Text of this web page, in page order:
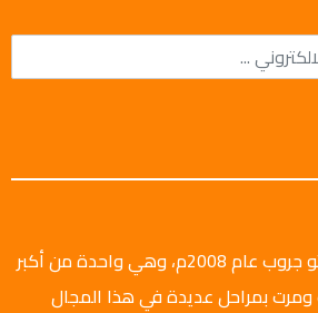
تأسست شركة الليثي أوتو جروب عام 2008م، وهي واحدة من أكبر
ومرت بمراحل عديدة في هذا المجال